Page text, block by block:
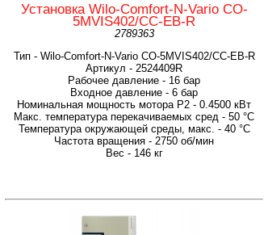
Установка Wilo-Comfort-N-Vario CO-
5MVIS402/CC-EB-R
2789363
Тип - Wilo-Comfort-N-Vario CO-5MVIS402/CC-EB-R
Артикул - 2524409R
Рабочее давление - 16 бар
Входное давление - 6 бар
Номинальная мощность мотора P2 - 0.4500 кВт
Макс. температура перекачиваемых сред - 50 °C
Температура окружающей среды, макс. - 40 °C
Частота вращения - 2750 об/мин
Вес - 146 кг